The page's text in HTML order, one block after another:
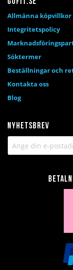
Nyhetsbrev
Gofit.se
Allmänna köpvillkor
Integritetspolicy
Söktermer
Beställningar och
Kontakta oss
Blog